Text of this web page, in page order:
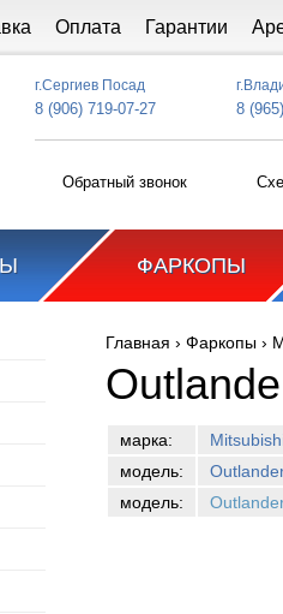
Оплата Гарантии
г.Сергиев Посад
8 (906) 719-07-27 8
Обратный звонок
ФАРКОПЫ
Вы здесь
Главная › Фаркопы ›
марка:
модель:
модель: